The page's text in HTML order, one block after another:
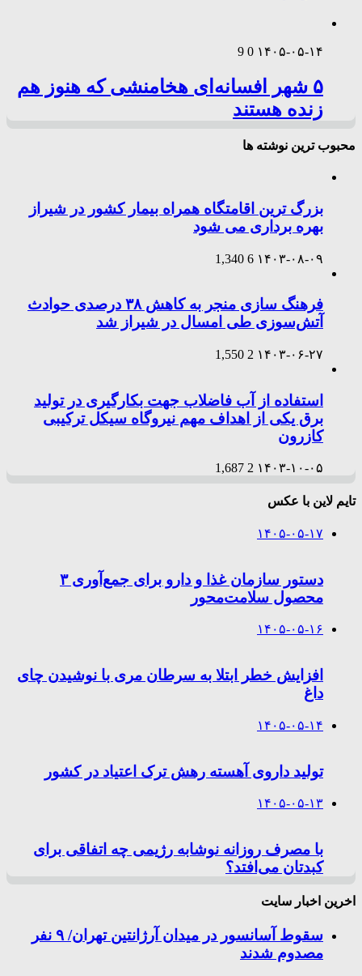
۱۴۰۵-۰۵-۱۴ 0
9
۵ شهر افسانه‌ای هخامنشی که هنوز هم
زنده هستند
محبوب ترین نوشته ها
بزرگ ترین اقامتگاه همراه بیمار کشور در شیراز
بهره برداری می شود
۱۴۰۳-۰۸-۰۹ 6
1,340
فرهنگ سازی منجر به کاهش ۳۸ درصدی حوادث
آتش‌سوزی طی امسال در شیراز شد
۱۴۰۳-۰۶-۲۷ 2
1,550
استفاده از آب فاضلاب جهت بکارگیری در تولید
برق یکی از اهداف مهم نیروگاه سیکل ترکیبی
کازرون
۱۴۰۳-۱۰-۰۵ 2
1,687
تایم لاین با عکس
۱۴۰۵-۰۵-۱۷
دستور سازمان غذا و دارو برای جمع‌آوری ۳
محصول سلامت‌محور
۱۴۰۵-۰۵-۱۶
افزایش خطر ابتلا به سرطان مری با نوشیدن چای
داغ
۱۴۰۵-۰۵-۱۴
تولید داروی آهسته رهش ترک اعتیاد در کشور
۱۴۰۵-۰۵-۱۳
با مصرف روزانه نوشابه رژیمی چه اتفاقی برای
کبدتان می‌افتد؟
اخرین اخبار سایت
سقوط آسانسور در میدان آرژانتین تهران/ ۹ نفر
مصدوم شدند